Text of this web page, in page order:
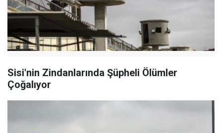
Sisi'nin Zindanlarında Şüpheli Ölümler
Çoğalıyor